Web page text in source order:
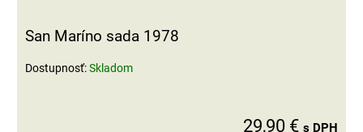
San Maríno sada 1978
Dostupnosť:Skladom
29,90 € s DPH